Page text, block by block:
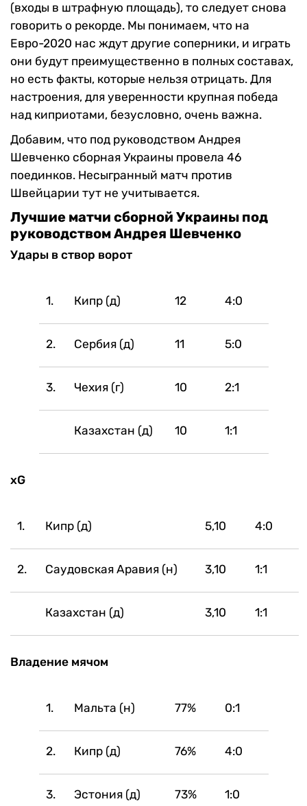
(входы в штрафную площадь), то следует снова
говорить о рекорде. Мы понимаем, что на
Евро-2020 нас ждут другие соперники, и играть
они будут преимущественно в полных составах,
но есть факты, которые нельзя отрицать. Для
настроения, для уверенности крупная победа
над киприотами, безусловно, очень важна.
Добавим, что под руководством Андрея
Шевченко сборная Украины провела 46
поединков. Несыгранный матч против
Швейцарии тут не учитывается.
Лучшие матчи сборной Украины под
руководством Андрея Шевченко
Удары в створ ворот
1. Кипр (д) 12 4:0
2. Сербия (д) 11 5:0
3. Чехия (г) 10 2:1
Казахстан (д) 10 1:1
xG
1. Кипр (д) 5,10 4:0
2. Саудовская Аравия (н) 3,10 1:1
Казахстан (д) 3,10 1:1
Владение мячом
1. Мальта (н) 77% 0:1
2. Кипр (д) 76% 4:0
3. Эстония (д) 73% 1:0